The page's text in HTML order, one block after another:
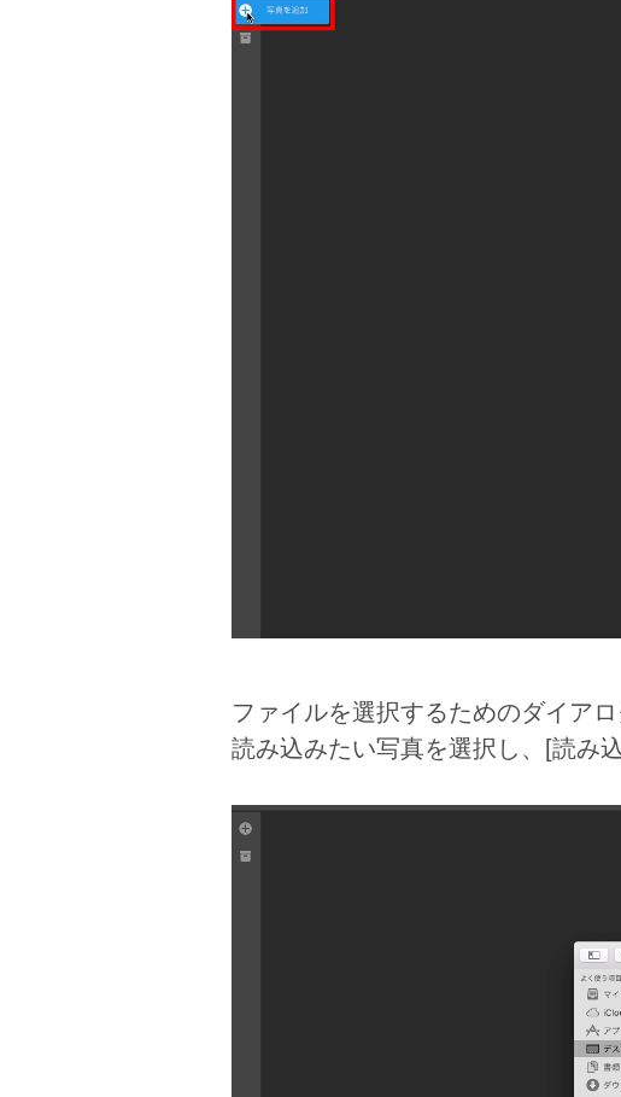
ファイルを選択するためのダイア
読み込みたい写真を選択し、[読み